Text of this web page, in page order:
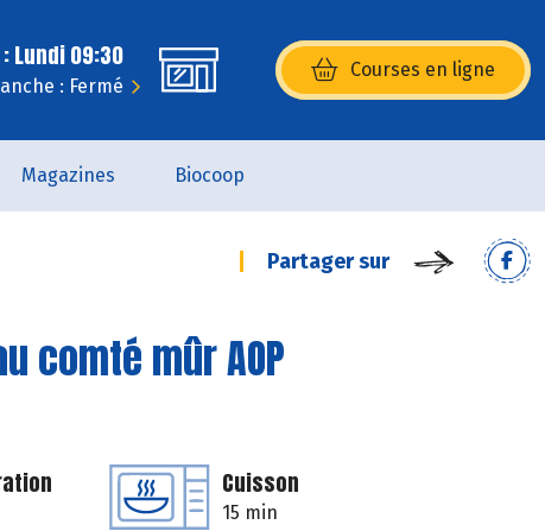
Lundi 09:30
: Fermé
Courses en ligne
(s’ouvre dans une nouvelle
Magazines Biocoop
Partager sur
comté mûr AOP
Cuisson
15 min